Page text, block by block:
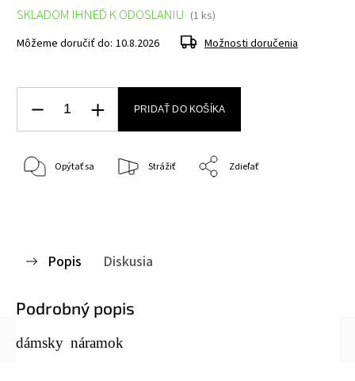
SKLADOM IHNEĎ K ODOSLANIU (1 ks)
Môžeme doručiť do: 10.8.2026 Možnosti doručenia
PRIDAŤ DO KOŠÍKA
Opýtať sa Strážiť Zdieľať
Popis Diskusia
Podrobný popis
dámsky náramok